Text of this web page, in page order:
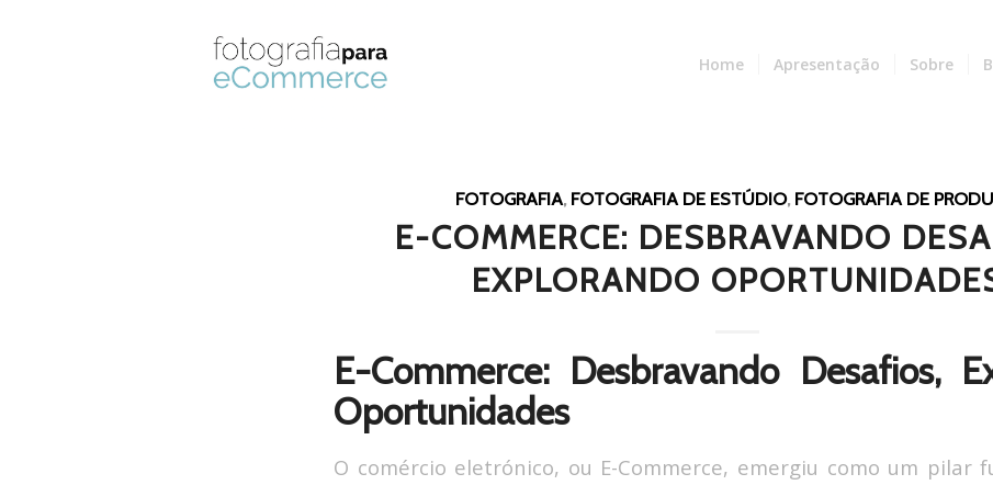
Home Apresentação Sobre
FOTOGRAFIA, FOTOGRAFIA DE ESTÚDIO, FOTOGRAFIA DE
E-COMMERCE: DESBRAVANDO
EXPLORANDO
E-Commerce: Desbravando Desafios,
Oportunidades
O comércio eletrónico, ou E-Commerce, emergiu como um pilar